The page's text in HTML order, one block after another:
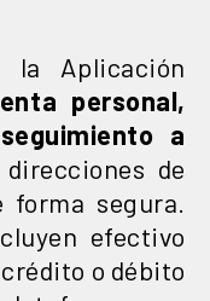
Aplicación
personal,
a
de
segura.
efectivo
o débito